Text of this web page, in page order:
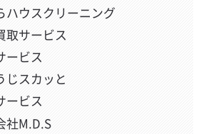
ハウスクリーニング
取サービス
ービス
じスカッと
ービス
社M.D.S